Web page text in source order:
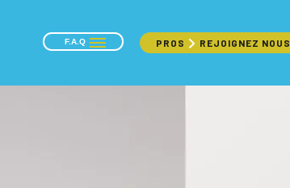
PROS REJOIGNEZ NOUS
F.A.Q